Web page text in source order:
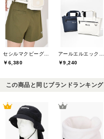
セシルマクビーグリーン(CECIL McBEE green)
￥6,380
アールエルエックスゴルフ(RLX GOLF)
￥9,240
この商品と同じブランドランキング